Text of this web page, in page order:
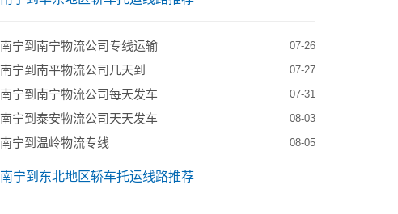
南宁到南宁物流公司专线运输 07-26
南宁到南平物流公司几天到 07-27
南宁到南宁物流公司每天发车 07-31
南宁到泰安物流公司天天发车 08-03
南宁到温岭物流专线 08-05
南宁到东北地区轿车托运线路推荐